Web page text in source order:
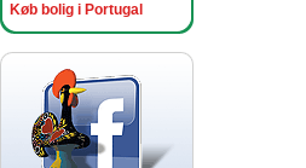
Køb bolig i Portugal